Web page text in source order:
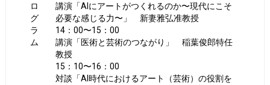
ロ
グ
ラ
ム
講演「AIにアートがつくれるのか〜現代にこそ
必要な感じる力〜」 新妻雅弘准教授
14：00〜15：00
講演「医術と芸術のつながり」 稲葉俊郎特任
教授
15：10〜16：00
対談「AI時代におけるアート（芸術）の役割を